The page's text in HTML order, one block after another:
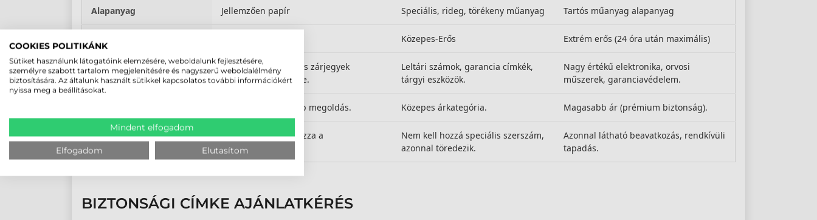
Alapanyag Jellemzően papír Speciális, rideg, törékeny műanyag Tartós műanyag alapanyag
Ragasztó erőssége Közepes-Erős Extrém erős (24 óra után maximális)
Fő alkalmazási terület
Árcímkék, garanciális zárjegyek
egyszerű termékekre.
Leltári számok, garancia címkék,
tárgyi eszközök.
Nagy értékű elektronika, orvosi
műszerek, garanciavédelem.
A leggazdaságosabb megoldás. Közepes árkategória. Magasabb ár (prémium biztonság).
Előnyök
Olcsó, megakadályozza a
címkeátrakást.
Nem kell hozzá speciális szerszám,
azonnal töredezik.
Azonnal látható beavatkozás, rendkívüli
tapadás.
BIZTONSÁGI CÍMKE AJÁNLATKÉRÉS
COOKIES POLITIKÁNK
Sütiket használunk látogatóink elemzésére, weboldalunk fejlesztésére,
személyre szabott tartalom megjelenítésére és nagyszerű weboldalélmény
biztosítására. Az általunk használt sütikkel kapcsolatos további információkért
nyissa meg a beállításokat.
Mindent elfogadom
Elfogadom Elutasítom